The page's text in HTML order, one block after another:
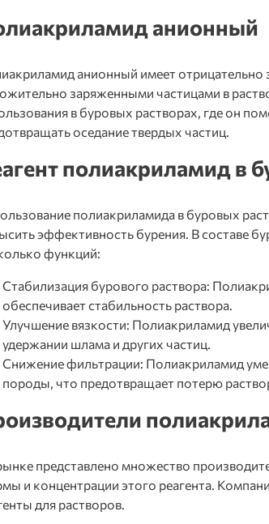
анионный
анионный имеет
заряженными частицами в
в буровых растворах, где он
оседание твердых частиц.
полиакриламид в
полиакриламида в буровых
эффективность бурения. В составе
функций:
Стабилизация бурового раствора:
обеспечивает стабильность раствора.
Улучшение вязкости: Полиакриламид
удержании шлама и других частиц.
Снижение фильтрации: Полиакриламид
породы, что предотвращает потерю
представлено множество
и концентрации этого реагента.
для растворов.